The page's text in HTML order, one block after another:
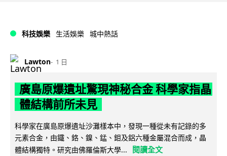
科技娛樂 生活娛樂 城中熱話
Lawton 1 日
廣島原爆遺址驚現神秘合金 科學家指晶
體結構前所未見
科學家在廣島原爆遺址沙灘樣本中，發現一種從未有記錄的多
元素合金，由鐵、鉻、鎳、錳、鉬及鋁六種金屬混合而成，晶
體結構獨特。研究由佛羅倫斯大學...
閱讀全文